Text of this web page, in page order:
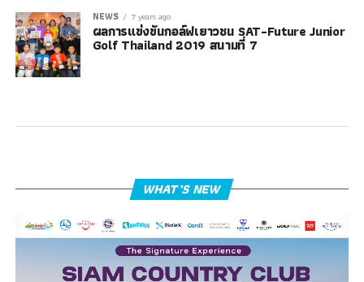
NEWS 7 years ago
ผลการแข่งขันกอล์ฟเยาวชน SAT-Future Junior
Golf Thailand 2019 สนามที่ 7
WHAT’S NEW